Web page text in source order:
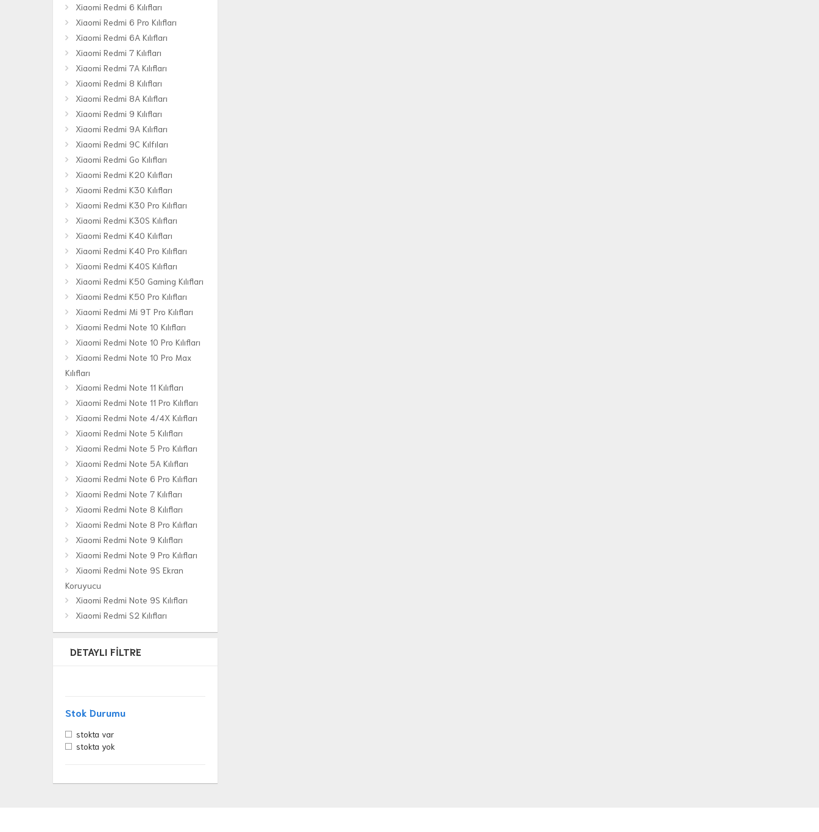
Xiaomi Redmi 6 Kılıfları
Xiaomi Redmi 6 Pro Kılıfları
Xiaomi Redmi 6A Kılıfları
Xiaomi Redmi 7 Kılıfları
Xiaomi Redmi 7A Kılıfları
Xiaomi Redmi 8 Kılıfları
Xiaomi Redmi 8A Kılıfları
Xiaomi Redmi 9 Kılıfları
Xiaomi Redmi 9A Kılıfları
Xiaomi Redmi 9C Kılfıları
Xiaomi Redmi Go Kılıfları
Xiaomi Redmi K20 Kılıfları
Xiaomi Redmi K30 Kılıfları
Xiaomi Redmi K30 Pro Kılıfları
Xiaomi Redmi K30S Kılıfları
Xiaomi Redmi K40 Kılıfları
Xiaomi Redmi K40 Pro Kılıfları
Xiaomi Redmi K40S Kılıfları
Xiaomi Redmi K50 Gaming Kılıfları
Xiaomi Redmi K50 Pro Kılıfları
Xiaomi Redmi Mi 9T Pro Kılıfları
Xiaomi Redmi Note 10 Kılıfları
Xiaomi Redmi Note 10 Pro Kılıfları
Xiaomi Redmi Note 10 Pro Max
Kılıfları
Xiaomi Redmi Note 11 Kılıfları
Xiaomi Redmi Note 11 Pro Kılıfları
Xiaomi Redmi Note 4/4X Kılıfları
Xiaomi Redmi Note 5 Kılıfları
Xiaomi Redmi Note 5 Pro Kılıfları
Xiaomi Redmi Note 5A Kılıfları
Xiaomi Redmi Note 6 Pro Kılıfları
Xiaomi Redmi Note 7 Kılıfları
Xiaomi Redmi Note 8 Kılıfları
Xiaomi Redmi Note 8 Pro Kılıfları
Xiaomi Redmi Note 9 Kılıfları
Xiaomi Redmi Note 9 Pro Kılıfları
Xiaomi Redmi Note 9S Ekran
Koruyucu
Xiaomi Redmi Note 9S Kılıfları
Xiaomi Redmi S2 Kılıfları
DETAYLI FILTRE
Stok Durumu
stokta var
stokta yok